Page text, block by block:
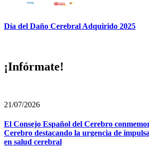
Día del Daño Cerebral Adquirido 2025
¡Infórmate!
21/07/2026
El Consejo Español del Cerebro
Cerebro destacando la urgencia de
en salud cerebral